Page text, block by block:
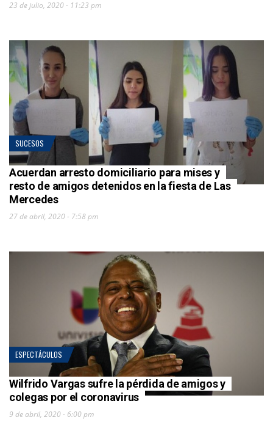
23 de julio, 2020 - 11:23 pm
SUCESOS
Acuerdan arresto domiciliario para mises y
resto de amigos detenidos en la fiesta de Las
Mercedes
27 de abril, 2020 - 7:58 pm
ESPECTÁCULOS
Wilfrido Vargas sufre la pérdida de amigos y
colegas por el coronavirus
9 de abril, 2020 - 6:00 pm